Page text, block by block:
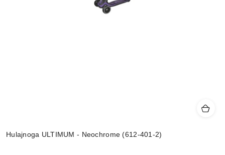
Hulajnoga ULTIMUM - Neochrome (612-401-2)